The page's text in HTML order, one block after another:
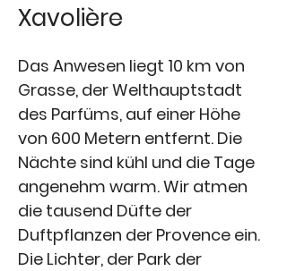
Xavolière
Das Anwesen liegt 10 km von
Grasse, der Welthauptstadt
des Parfüms, auf einer Höhe
von 600 Metern entfernt. Die
Nächte sind kühl und die Tage
angenehm warm. Wir atmen
die tausend Düfte der
Duftpflanzen der Provence ein.
Die Lichter, der Park der